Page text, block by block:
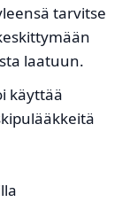
tarvitse
laatuun.
käyttää